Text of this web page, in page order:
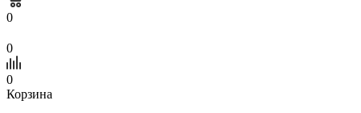
0
0
0
Корзина